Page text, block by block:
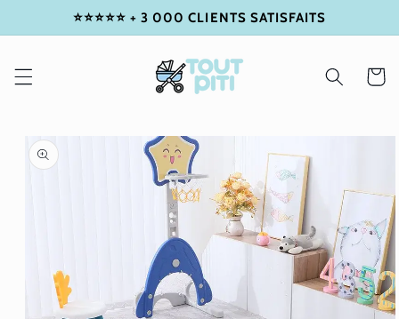
IGNORER
ET
CONTENU
⭐⭐⭐⭐⭐ + 3 000 CLIENTS SATISFAITS
Panier
PASSER
AUX